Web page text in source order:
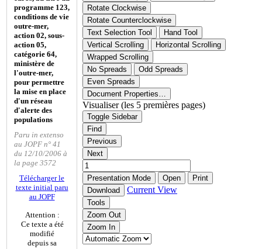
programme 123,
conditions de vie
outre-mer,
action 02, sous-
action 05,
catégorie 64,
ministère de
l'outre-mer,
pour permettre
la mise en place
d'un réseau
d'alerte des
populations
Paru in extenso
au JOPF n° 41
du 12/10/2006 à
la page 3572
Télécharger le
texte initial paru
au JOPF
Attention :
Ce texte a été
modifié
depuis sa
Rotate Clockwise
Rotate Counterclockwise
Text Selection Tool
Hand Tool
Vertical Scrolling
Horizontal Scrolling
Wrapped Scrolling
No Spreads
Odd Spreads
Even Spreads
Document Properties…
Visualiser (les 5 premières pages)
Toggle Sidebar
Find
Previous
Next
Presentation Mode Open
Print
Download
Current View
Tools
Zoom Out
Zoom In